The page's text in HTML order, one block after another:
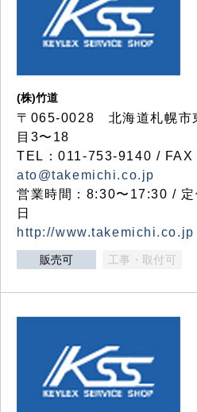
(株)竹道
〒065-0028 北海道札幌市
目3〜18
TEL：011-753-9140 /
ato@takemichi.co.jp
営業時間：8:30〜17:30 / 定
日
http://www.takemichi.co.jp
販売可 工事・取付可